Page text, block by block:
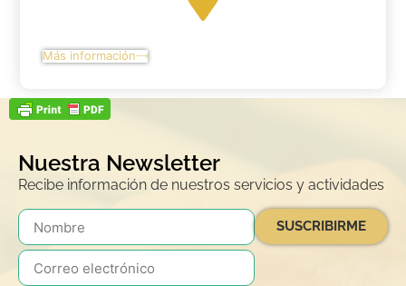
Más información
Nuestra Newsletter
Recibe información de nuestros servicios y actividades
SUSCRIBIRME